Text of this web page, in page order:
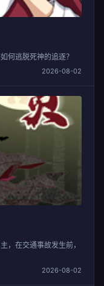
何逃脱死神的追逐？
2026-08-02
，在交通事故发生前，
2026-08-02